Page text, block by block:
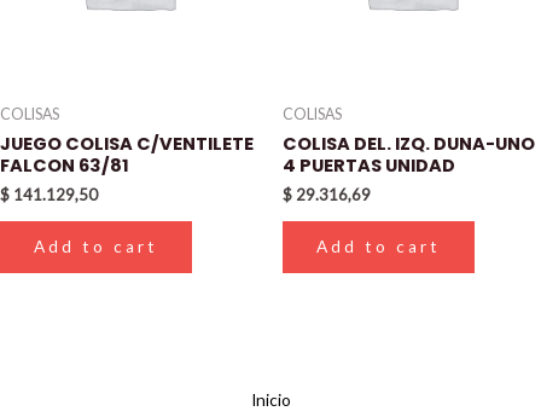
COLISAS
JUEGO COLISA C/VENTILETE
FALCON 63/81
$ 141.129,50
Add to cart
COLISAS
COLISA DEL. IZQ. DUNA-UNO
4 PUERTAS UNIDAD
$ 29.316,69
Add to cart
Inicio